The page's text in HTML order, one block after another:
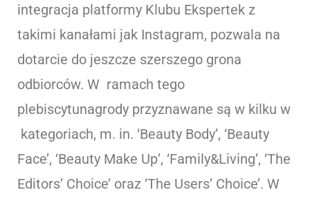
integracja platformy Klubu Ekspertek z
takimi kanałami jak Instagram, pozwala na
dotarcie do jeszcze szerszego grona
odbiorców. W ramach tego
plebiscytunagrody przyznawane są w kilku w
kategoriach, m. in. ‘Beauty Body’, ‘Beauty
Face’, ‘Beauty Make Up’, ‘Family&Living’, ‘The
Editors’ Choice’ oraz ‘The Users’ Choice’. W